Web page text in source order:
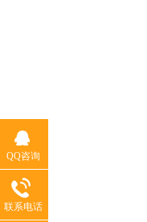
QQ咨询
联系电话